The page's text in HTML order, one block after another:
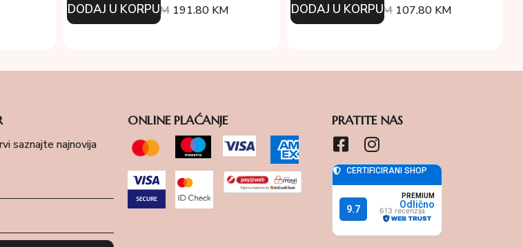
274.00KM 191.80 KM
DODAJ U KORPU 154.00KM 107.80 KM
DODAJ U KORPU
saznajte najnovija
ONLINE PLAĆANJE PRATITE NAS